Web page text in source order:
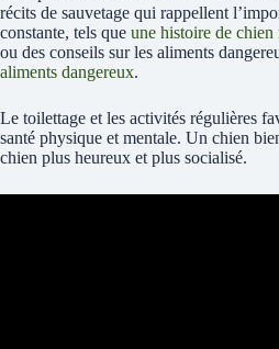
récits de sauvetage qui rappellent
constante, tels que une histoire de
ou des conseils sur les aliments
aliments dangereux.
Le toilettage et les activités régulières
santé physique et mentale. Un chien
chien plus heureux et plus socialisé.